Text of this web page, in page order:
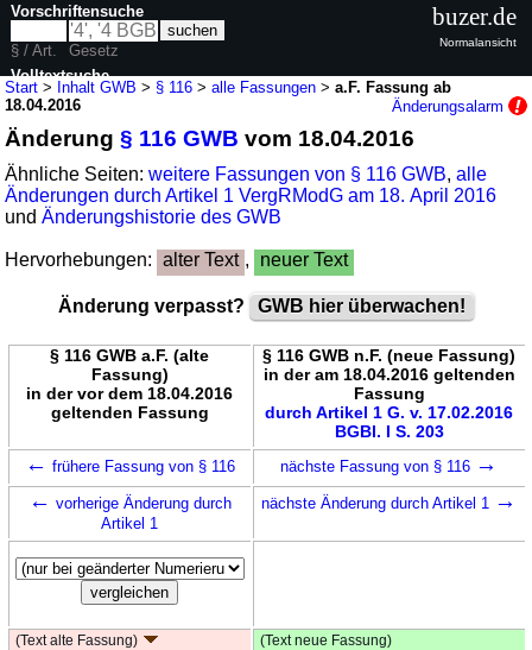
Start > Inhalt GWB > § 116 >alle Fassungen >a.F. Fassung ab
18.04.2016
Änderungsalarm
Änderung§ 116 GWB vom 18.04.2016
Ähnliche Seiten:weitere Fassungen von § 116 GWB,alle
Änderungen durch Artikel 1 VergRModG am 18. April 2016
undÄnderungshistorie des GWB
Hervorhebungen: alter Text , neuer Text
Änderung verpasst? GWB hier überwachen!
§ 116 GWB a.F. (alte
Fassung)
in der vor dem 18.04.2016
geltenden Fassung
§ 116 GWB n.F. (neue Fassung)
in der am 18.04.2016 geltenden
Fassung
durch Artikel 1 G. v. 17.02.2016
BGBl. I S. 203
← frühere Fassung von § 116 nächste Fassung von § 116 →
← vorherige Änderung durch
Artikel 1
nächste Änderung durch Artikel 1 →
(Text alte Fassung) (Text neue Fassung)
Vorschriftensuche
§ / Art.
Gesetz
Volltextsuche
buzer.de
Normalansicht